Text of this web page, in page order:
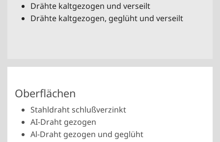
Drähte kaltgezogen und verseilt
Drähte kaltgezogen, geglüht und verseilt
Oberflächen
Stahldraht schlußverzinkt
AI-Draht gezogen
Al-Draht gezogen und geglüht